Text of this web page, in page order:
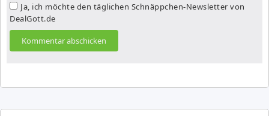
Ja, ich möchte den täglichen Schnäppchen-Newsletter von
DealGott.de